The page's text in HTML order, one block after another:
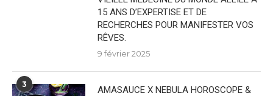
15 ANS D’EXPERTISE ET DE
RECHERCHES POUR MANIFESTER VOS
RÊVES.
9 février 2025
3
AMASAUCE X NEBULA HOROSCOPE &